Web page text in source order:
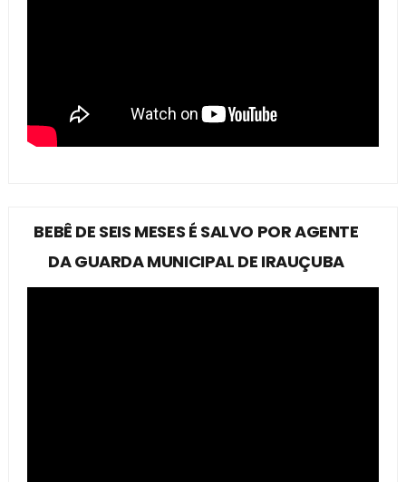
BEBÊ DE SEIS MESES É SALVO POR AGENTE
DA GUARDA MUNICIPAL DE IRAUÇUBA